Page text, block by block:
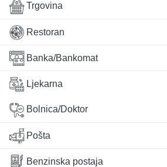
Trgovina
Restoran
Banka/Bankomat
Ljekarna
Bolnica/Doktor
Pošta
Benzinska postaja